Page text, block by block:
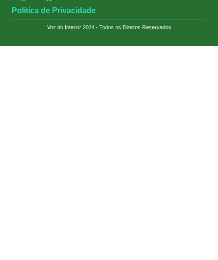
Política de Privacidade
Voz do Interior 2024 - Todos os Direitos Reservados